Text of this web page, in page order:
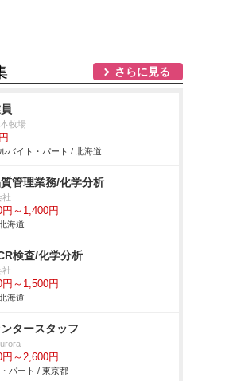
さらに見る
牧場
バイト・パート / 北海道
管理業務/化学分析
社
～1,400円
海道
検査/化学分析
社
～1,500円
海道
タースタッフ
～2,600円
パート / 東京都